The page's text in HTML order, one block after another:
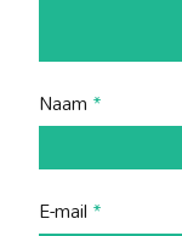
Naam *
E-mail *